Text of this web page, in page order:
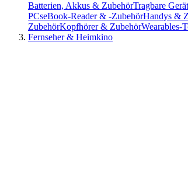
Batterien, Akkus & ZubehörTragbare
PCseBook-Reader & -ZubehörHandys &
ZubehörKopfhörer & ZubehörWearables-
Fernseher & Heimkino